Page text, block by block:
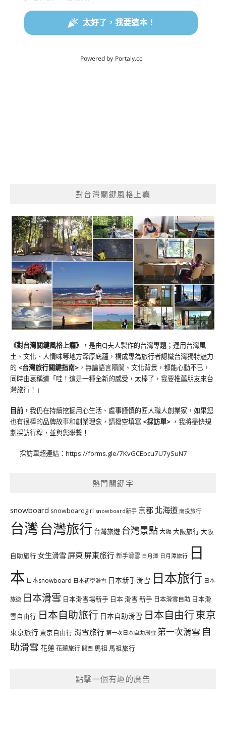
對台灣關鍵風格上癮
《對台灣關鍵風格上癮》 ， 是由CJ夫人製作的台灣專題；運用台灣風
土、文化、人情味等地方深厚底蘊，構成專為旅行者認識台灣獨特魅力
的 <台灣旅行關鍵指南> ，無論語言隔閡、文化背景，都能心動不已，
同時由衷稱道「哇！這是一種全新的感受，太棒了，我要推薦朋友來台
灣旅行！」
目前， 我仍在持續挖掘用心生活、處事謹慎的匠人職人創業家，如果您
也有很棒的品牌故事和創業理念，請撥空填寫 <採訪單> ，我將盡快規
劃採訪行程，並與您聯繫！
採訪單超連結： https://forms.gle/7KvGCEbcu7U7ySuN7
熱門關鍵字
snowboard snowboardgirl snowboard新手 京都 北海道 南投旅行
台灣台灣旅行 台灣旅遊 台灣景點大阪大阪旅行大阪
自助旅行 女生滑雪 屏東 屏東旅行新手滑雪 日月潭 日月潭旅行 日
本 日本snowboard 日本初學滑雪 日本新手滑雪 日本旅行 日本
旅遊 日本滑雪 日本滑雪場新手 日本 滑雪 新手 日本滑雪自助 日本滑
雪自由行 日本自助旅行 日本自助滑雪 日本自由行東京
東京旅行 東京自由行 滑雪旅行 第一次日本自助滑雪 第一次滑雪 自
助滑雪 花蓮花蓮旅行 關西 馬祖 馬祖旅行
點擊一個有趣的廣告